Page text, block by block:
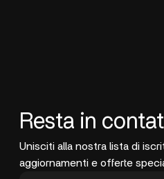
Resta in
Unisciti alla nostra lista di
aggiornamenti e offerte